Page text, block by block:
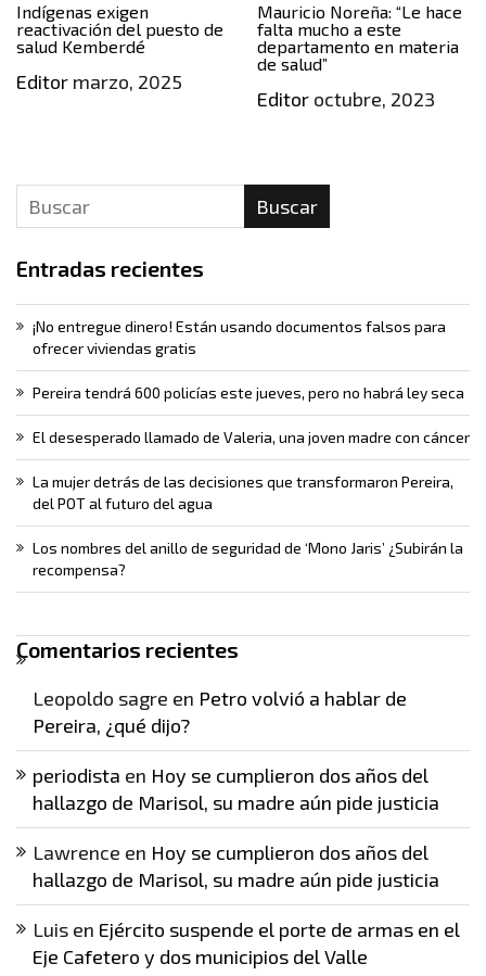
Indígenas exigen
reactivación del puesto de
salud Kemberdé
Editor marzo, 2025
Mauricio Noreña: “Le hace
falta mucho a este
departamento en materia
de salud”
Editoroctubre, 2023
Buscar
Entradas recientes
¡No entregue dinero! Están usando documentos falsos para
ofrecer viviendas gratis
Pereira tendrá 600 policías este jueves, pero no habrá ley seca
El desesperado llamado de Valeria, una joven madre con cáncer
La mujer detrás de las decisiones que transformaron Pereira,
del POT al futuro del agua
Los nombres del anillo de seguridad de ‘Mono Jaris’ ¿Subirán la
recompensa?
Comentarios recientes
Leopoldo sagre en Petro volvió a hablar de
Pereira, ¿qué dijo?
periodista en Hoy se cumplieron dos años del
hallazgo de Marisol, su madre aún pide justicia
Lawrence en Hoy se cumplieron dos años del
hallazgo de Marisol, su madre aún pide justicia
Luis en Ejército suspende el porte de armas en el
Eje Cafetero y dos municipios del Valle